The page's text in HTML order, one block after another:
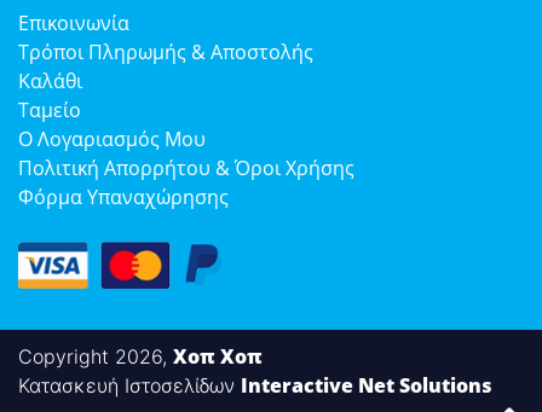
Επικοινωνία
Τρόποι Πληρωμής & Αποστολής
Καλάθι
Ταμείο
Ο Λογαριασμός Μου
Πολιτική Απορρήτου & Όροι Χρήσης
Φόρμα Υπαναχώρησης
Copyright 2026, Χοπ Χοπ
Κατασκευή Ιστοσελίδων Interactive Net Solutions